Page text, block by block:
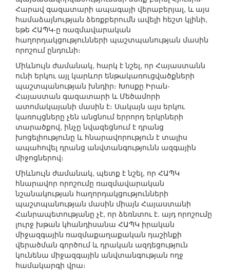
Հարավ գազատարի ապագայի վերաբերյալ, և այս
համաձայնության ձեռքբերումն ավելի հեշտ կլինի,
եթե ՀԱՊԿ-ը ռազմավարական
հաղորդակցությունների պաշտպանության մասին
որոշում ընդունի։
Միևնույն ժամանակ, հարկ է նշել, որ Հայաստանն
ունի երկու այլ կարևոր ենթակառուցվածքների
պաշտպանության խնդիր։ Խոսքը Իրան-
Հայաստան գազատարի և Մեծամորի
ատոմակայանի մասին է։ Սակայն այս երկու
կառույցները չեն անցնում երրորդ երկրների
տարածքով, ինչը նվազեցնում է դրանց
խոցելիությունը և հնարավորություն է տալիս
ապահովել դրանց անվտանգությունն ազգային
միջոցներով։
Միևնույն ժամանակ, պետք է նշել, որ ՀԱՊԿ
հնարավոր որոշումը ռազմավարական
նշանակության հաղորդակցությունների
պաշտպանության մասին միայն Հայաստանի
Հանրապետությանը չէ, որ ձեռնտու է. այդ որոշումը
լուրջ խթան կհանդիսանա ՀԱՊԿ իրական
միջազգային ռազմաքաղաքական դաշինքի
վերածման գործում և դրական ազդեցություն
կունենա միջազգային անվտանգության ողջ
համակարգի վրա։